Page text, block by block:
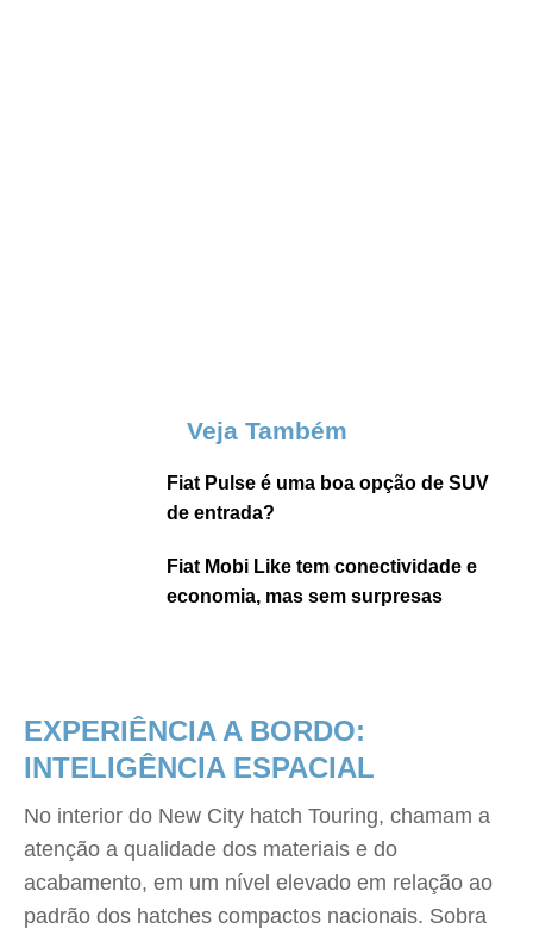
Veja Também
Fiat Pulse é uma boa opção de SUV
de entrada?
Fiat Mobi Like tem conectividade e
economia, mas sem surpresas
EXPERIÊNCIA A BORDO:
INTELIGÊNCIA ESPACIAL
No interior do New City hatch Touring, chamam a
atenção a qualidade dos materiais e do
acabamento, em um nível elevado em relação ao
padrão dos hatches compactos nacionais. Sobra